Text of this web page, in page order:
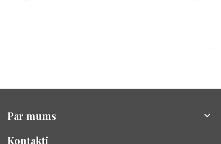
Par mums 
Kontakti